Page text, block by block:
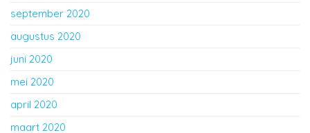
september 2020
augustus 2020
juni 2020
mei 2020
april 2020
maart 2020